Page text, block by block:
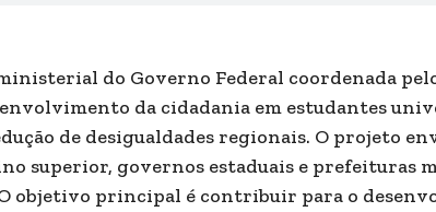
do Governo Federal coordenada
da cidadania em estudantes
de desigualdades regionais. O projeto
superior, governos estaduais e prefeituras
O objetivo principal é contribuir para o